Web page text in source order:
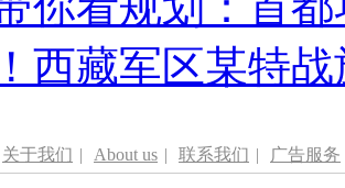
西藏军区某特
关于我们 | About us | 联系我们 | 广告服务